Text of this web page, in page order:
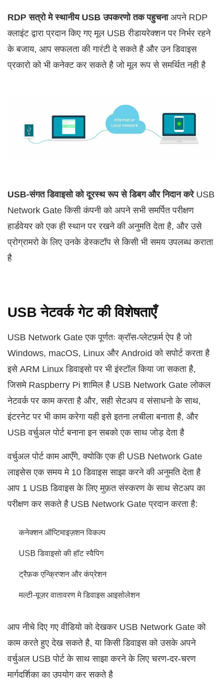
RDP सत्रो मे स्थानीय USB उपकरणो तक पहुचनाअपने RDP
क्लाइंट द्वारा प्रदान किए गए मूल USB रीडायरेक्शन पर निर्भर रहने
के बजाय, आप सफलता की गारंटी दे सकते है और उन डिवाइस
प्रकारो को भी कनेक्ट कर सकते है जो मूल रूप से समर्थित नही है
USB-संगत डिवाइसो को दूरस्थ रूप से डिबग और निदान करेUSB
Network Gate किसी कंपनी को अपने सभी समर्पित परीक्षण
हार्डवेयर को एक ही स्थान पर रखने की अनुमति देता है, और उसे
प्रोग्रामरो के लिए उनके डेस्कटॉप से किसी भी समय उपलब्ध कराता
है
USB नेटवर्क गेट की विशेषताएँ
USB Network Gate एक पूर्णतः क्रॉस-प्लेटफ़र्म ऐप है जो
Windows, macOS, Linux और Android को सपोर्ट करता है
इसे ARM Linux डिवाइसो पर भी इंस्टॉल किया जा सकता है,
जिसमे Raspberry Pi शामिल है USB Network Gate लोकल
नेटवर्क पर काम करता है और, सही सेटअप व संसाधनो के साथ,
इंटरनेट पर भी काम करेगा यही इसे इतना लचीला बनाता है, और
USB वर्चुअल पोर्ट बनाना इन सबको एक साथ जोड़ देता है
वर्चुअल पोर्ट काम आएँगे, क्योकि एक ही USB Network Gate
लाइसेस एक समय मे 10 डिवाइस साझा करने की अनुमति देता है
आप 1 USB डिवाइस के लिए मुफ़त संस्करण के साथ सेटअप का
परीक्षण कर सकते है USB Network Gate प्रदान करता है:
कनेक्शन ऑप्टिमाइज़शन विकल्प
USB डिवाइसो की हॉट स्वैपिग
ट्रैफ़क एन्क्रिप्शन और कंप्रेशन
मल्टी-यूज़र वातावरण मे डिवाइस आइसोलेशन
आप नीचे दिए गए वीडियो को देखकर USB Network Gate को
काम करते हुए देख सकते है, या किसी डिवाइस को उसके अपने
वर्चुअल USB पोर्ट के साथ साझा करने के लिए चरण-दर-चरण
मार्गदर्शिका का उपयोग कर सकते है